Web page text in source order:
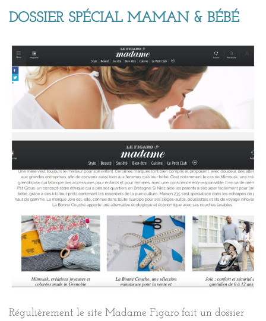
DOSSIER SPÉCIAL MAMAN & BÉBÉ
Régulièrement le site Madame Figaro fait un dossier